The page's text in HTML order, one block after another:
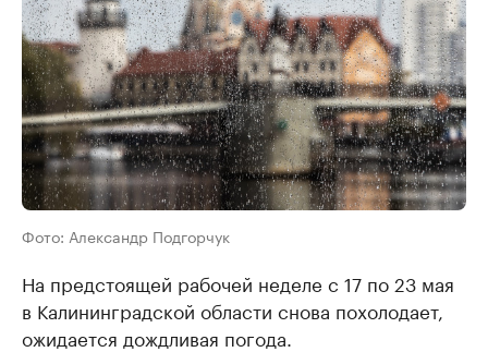
Фото: Александр Подгорчук
На предстоящей рабочей неделе с 17 по 23 мая
в Калининградской области снова похолодает,
ожидается дождливая погода.